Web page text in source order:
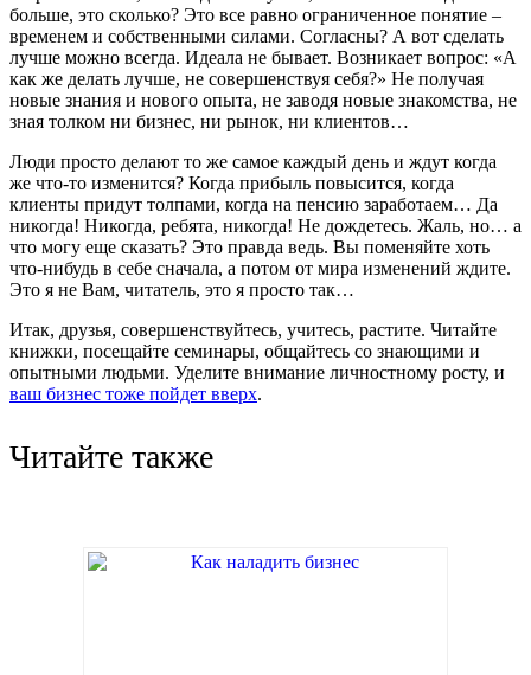
больше, это сколько? Это все равно ограниченное понятие –
временем и собственными силами. Согласны? А вот сделать
лучше можно всегда. Идеала не бывает. Возникает вопрос: «А
как же делать лучше, не совершенствуя себя?» Не получая
новые знания и нового опыта, не заводя новые знакомства, не
зная толком ни бизнес, ни рынок, ни клиентов…
Люди просто делают то же самое каждый день и ждут когда
же что-то изменится? Когда прибыль повысится, когда
клиенты придут толпами, когда на пенсию заработаем… Да
никогда! Никогда, ребята, никогда! Не дождетесь. Жаль, но… а
что могу еще сказать? Это правда ведь. Вы поменяйте хоть
что-нибудь в себе сначала, а потом от мира изменений ждите.
Это я не Вам, читатель, это я просто так…
Итак, друзья, совершенствуйтесь, учитесь, растите. Читайте
книжки, посещайте семинары, общайтесь со знающими и
опытными людьми. Уделите внимание личностному росту, и
ваш бизнес тоже пойдет вверх.
Читайте также